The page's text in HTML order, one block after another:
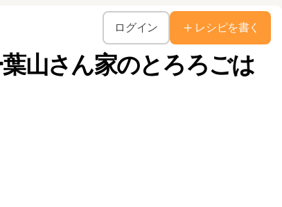
ログイン レシピを書く
山さん家のとろろごは